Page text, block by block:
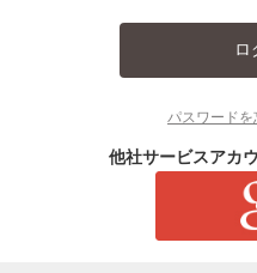
ロ
パスワードを
他社サービスアカ